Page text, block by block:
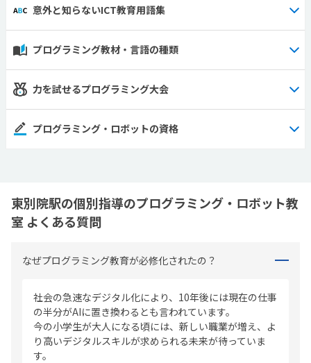
意外と知らないICT教育用語集
プログラミング教材・言語の種類
力を試せるプログラミング大会
プログラミング・ロボットの資格
東別院駅の個別指導のプログラミング・ロボット教
室 よくある質問
なぜプログラミング教育が必修化されたの？
社会の急速なデジタル化により、10年後には現在の仕事
の半分がAIに置き換わるとも言われています。
今の小学生が大人になる頃には、新しい職業が増え、よ
り高いデジタルスキルが求められる未来が待っていま
す。